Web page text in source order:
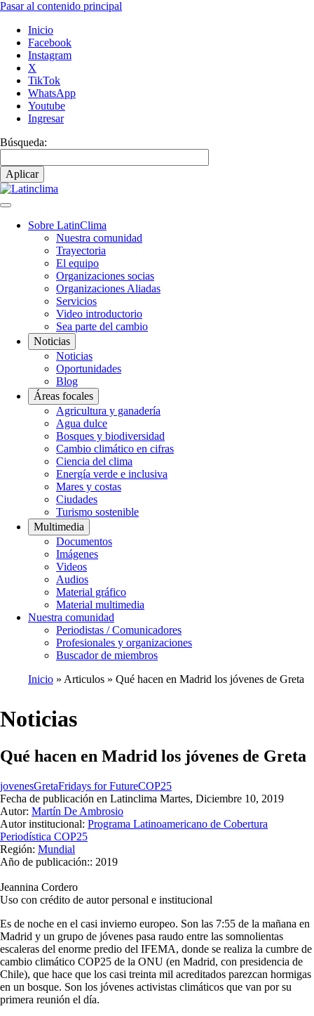
Pasar al contenido principal
Inicio
Facebook
Instagram
X
TikTok
WhatsApp
Youtube
Ingresar
Búsqueda:
Navegación
Sobre LatinClima
Nuestra comunidad
Trayectoria
El equipo
Organizaciones socias
Organizaciones Aliadas
Servicios
Video introductorio
Sea parte del cambio
Noticias
Noticias
Oportunidades
Blog
Áreas focales
Agricultura y ganadería
Agua dulce
Bosques y biodiversidad
Cambio climático en cifras
Ciencia del clima
Energía verde e inclusiva
Mares y costas
Ciudades
Turismo sostenible
Multimedia
Documentos
Imágenes
Videos
Audios
Material gráfico
Material multimedia
Nuestra comunidad
Periodistas / Comunicadores
Profesionales y organizaciones
Buscador de miembros
de
Inicio Articulos Qué hacen en Madrid los jóvenes de Greta
Noticias
Qué hacen en Madrid los jóvenes de Greta
jovenesGretaFridays for FutureCOP25
Fecha de publicación en Latinclima Martes, Diciembre 10, 2019
Autor: Martín De Ambrosio
Autor institucional: Programa Latinoamericano de Cobertura
Periodística COP25
Región: Mundial
Año de publicación:: 2019
Jeannina Cordero
Uso con crédito de autor personal e institucional
Es de noche en el casi invierno europeo. Son las 7:55 de la mañana en
Madrid y un grupo de jóvenes pasa raudo entre las somnolientas
escaleras del enorme predio del IFEMA, donde se realiza la cumbre de
cambio climático COP25 de la ONU (en Madrid, con presidencia de
Chile), que hace que los casi treinta mil acreditados parezcan hormigas
en un bosque. Son los jóvenes activistas climáticos que van por su
primera reunión el día.